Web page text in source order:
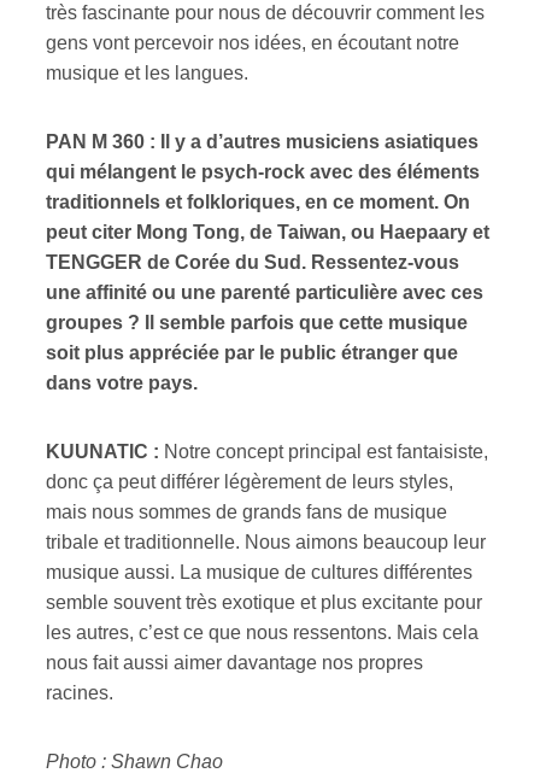
très fascinante pour nous de découvrir comment les
gens vont percevoir nos idées, en écoutant notre
musique et les langues.
PAN M 360 : Il y a d’autres musiciens asiatiques
qui mélangent le psych-rock avec des éléments
traditionnels et folkloriques, en ce moment. On
peut citer Mong Tong, de Taiwan, ou Haepaary et
TENGGER de Corée du Sud. Ressentez-vous
une affinité ou une parenté particulière avec ces
groupes ? Il semble parfois que cette musique
soit plus appréciée par le public étranger que
dans votre pays.
KUUNATIC : Notre concept principal est fantaisiste,
donc ça peut différer légèrement de leurs styles,
mais nous sommes de grands fans de musique
tribale et traditionnelle. Nous aimons beaucoup leur
musique aussi. La musique de cultures différentes
semble souvent très exotique et plus excitante pour
les autres, c’est ce que nous ressentons. Mais cela
nous fait aussi aimer davantage nos propres
racines.
Photo : Shawn Chao